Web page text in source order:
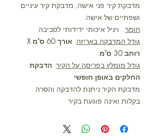
מדבקת קיר פני אישה, מדבקת קיר עיניים
ושפתיים של אישה.
חומר : ויניל איכותי ידידותי לסביבה
גודל המדבקה באריזה:
אורך 60 ס"מ X
רוחב 30 ס"מ
גודל מומלץ בפריסה על הקיר: הדבקת
החלקים באופן חופשי
מדבקת הקיר ניתנת להדבקה והסרה
בקלות ואינה פוגעת בקיר